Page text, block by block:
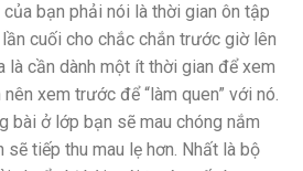
bạn phải nói là thời gian ôn tập
cuối cho chắc chắn trước giờ lên
là cần dành một ít thời gian để xem
xem trước để “làm quen” với nó.
bài ở lớp bạn sẽ mau chóng nắm
sẽ tiếp thu mau lẹ hơn. Nhất là bộ